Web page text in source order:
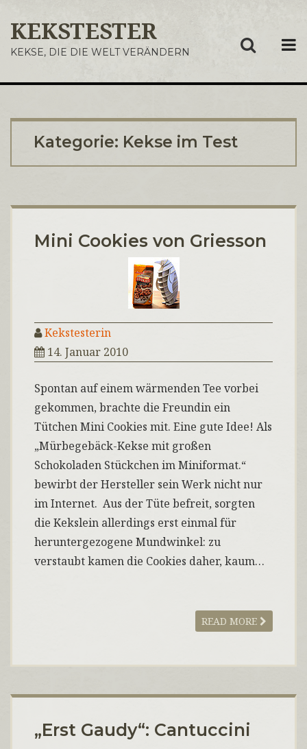
KEKSTESTER
KEKSE, DIE DIE WELT VERÄNDERN
Kategorie: Kekse im Test
Mini Cookies von Griesson
Kekstesterin
14. Januar 2010
Spontan auf einem wärmenden Tee vorbei
gekommen, brachte die Freundin ein
Tütchen Mini Cookies mit. Eine gute Idee! Als
„Mürbegebäck-Kekse mit großen
Schokoladen Stückchen im Miniformat.“
bewirbt der Hersteller sein Werk nicht nur
im Internet. Aus der Tüte befreit, sorgten
die Kekslein allerdings erst einmal für
heruntergezogene Mundwinkel: zu
verstaubt kamen die Cookies daher, kaum…
READ MORE
„Erst Gaudy“: Cantuccini